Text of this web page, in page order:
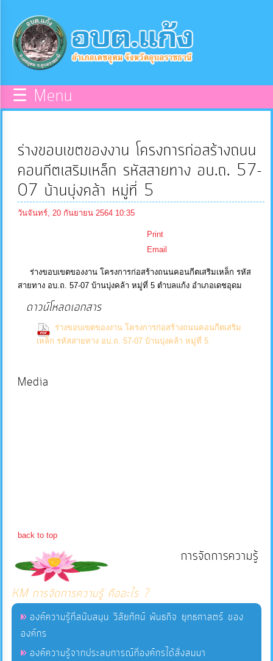
หน้า
หลัก
ข้อมูล
พื้น
บุคลากร
แผน
ยุทธศาสตร์
ข้อมูล
ความ
บริการ
แผนการ
ใช้
จ่าย
งบ
ประมาณ
☰ Menu
ร่างขอบเขตของงาน โครงการก่อสร้างถนน
คอนกีตเสริมเหล็ก รหัสสายทาง อบ.ถ. 57-
07 บ้านบุ่งคล้า หมู่ที่ 5
วันจันทร์, 20 กันยายน 2564 10:35
Print
Email
ร่างขอบเขตของงาน โครงการก่อสร้างถนนคอนกีตเสริมเหล็ก รหัส
สายทาง อบ.ถ. 57-07 บ้านบุ่งคล้า หมู่ที่ 5 ตำบลแก้ง อำเภอเดชอุดม
ดาวน์โหลดเอกสาร
ร่างขอบเขตของงาน โครงการก่อสร้างถนนคอนกีตเสริม
เหล็ก รหัสสายทาง อบ.ถ. 57-07 บ้านบุ่งคล้า หมู่ที่ 5
Media
back to top
การจัดการความรู้
KM การจัดการความรู้ คืออะไร ?
องค์ความรู้ที่สนับสนุน วิสัยทัศน์ พันธกิจ ยุทธศาสตร์ ของ
องค์กร
องค์ความรู้จากประสบการณ์ที่องค์กรได้สั่งสมมา